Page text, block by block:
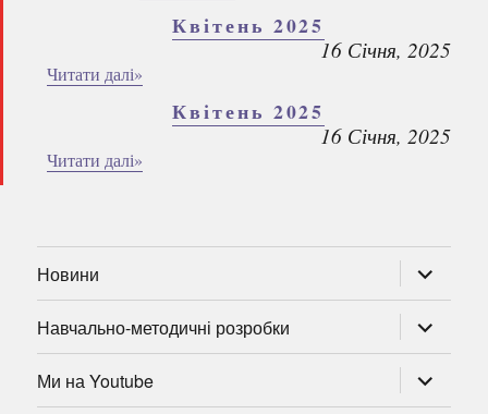
Квітень 2025
16 Січня, 2025
Читати далі»
Квітень 2025
16 Січня, 2025
Читати далі»
Новини
підменю
Навчально-методичні розробки
підменю
Ми на Youtube
підменю